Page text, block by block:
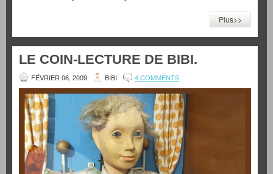
Plus>>
LE COIN-LECTURE DE BIBI.
FÉVRIER 06, 2009 BIBI 4 COMMENTS